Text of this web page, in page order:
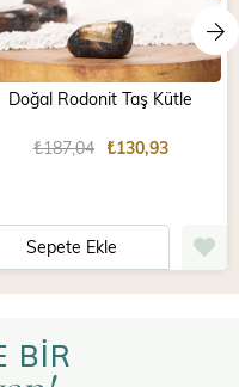
Doğal Rodonit Taş Kütle
₺130,93
₺187,04
Sepete Ekle
BİR